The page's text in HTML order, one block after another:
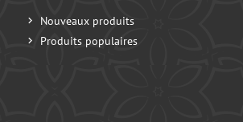
Nouveaux produits
Produits populaires